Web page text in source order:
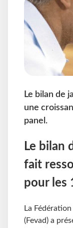
Le bilan de
une
panel.
Le bilan
fait
pour les
La
(Fevad) a